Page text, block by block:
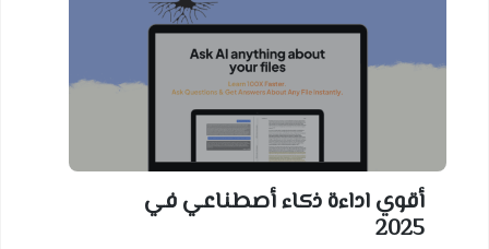
أقوي اداءة ذكاء أصطناعي في
2025